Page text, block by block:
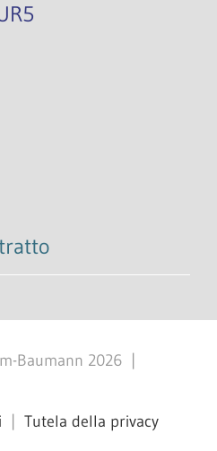
Baumann 2026
Tutela della privacy